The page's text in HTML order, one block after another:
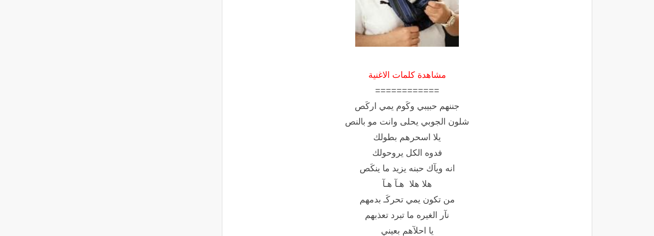
مشاهدة كلمات الاغنية
============
جننهم حبيبي وكَوم يمي اركَص
شلون الجوبي يحلى وانت مو بالنص
يلا اسحرهم بطولك
فدوه الكل يروحولك
انه ويآك حبنه يزيد ما ينكَص
هلا هلا هـآ هـآ
من تكون يمي تحركَـ بدمهم
نآر الغيره ما تبرد تعذبهم
يا احلآهم بعيني